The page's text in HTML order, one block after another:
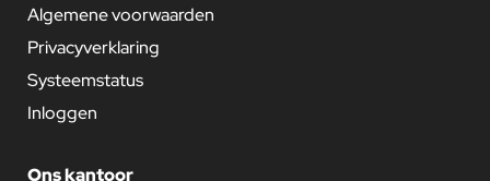
Algemene voorwaarden
Privacyverklaring
Systeemstatus
Inloggen
Ons kantoor